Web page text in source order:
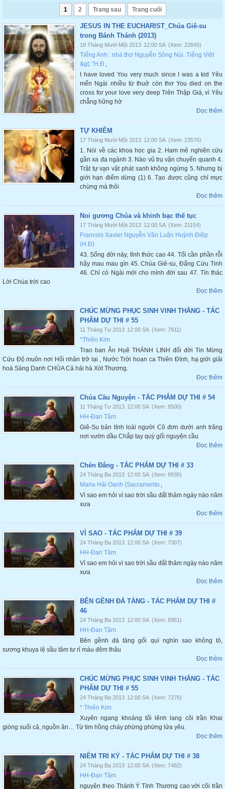
1 2 Trang sau Trang cuối
JESUS IN THE EUCHARIST_Chúa Giê-su
trong Bánh Thánh (2013)
18 Tháng Mười Một 2013 12:00 SA (Xem: 22845)
Tiếng Anh : nhà thơ Nguyễn Sông Núi. Tiếng Việt
&gt; "H.Đ ,
I have loved You very much since I was a kid Yêu
mến Ngài nhiều từ thuở còn thơ You died on the
cross for your love very deep Trên Thập Giá, vì Yêu
chẵng hững hờ
Đọc thêm
TỰ KHIÊM
17 Tháng Mười Một 2013 12:00 SA (Xem: 23576)
1. Nói về các khoa học gia 2. Ham mê nghiên cứu
gần xa đa ngành 3. Nào vũ trụ vận chuyển quanh 4.
Trật tự vạ̣n vật phát sanh không ngừng 5. Nhưng bị
giới hạn điểm dừng (1) 6. Tạo được cũng chỉ mực
chừng mà thôi
Đọc thêm
Noi gương Chúa và khinh bạc thế tục
17 Tháng Mười Một 2013 12:00 SA (Xem: 21154)
Francois Xavier Nguyễn Văn Luận Huỳnh Điệp
(H.Đ)
43. Sống đời này, tỉnh thức cao 44. Tối cần phần rỗi
hãy mau mau gìn 45. Chúa Giê-su, Đấng Cứu Tinh
46. Chỉ có Ngài mới cho mình đời sau 47. Tín thác
Lời Chúa trời cao
Đọc thêm
CHÚC MỪNG PHỤC SINH VINH THẮNG - TÁC
PHẨM DỰ THI # 55
11 Tháng Tư 2013 12:00 SA (Xem: 7911)
*Thiên Kim
Trao ban Ân Hụê THÁNH LINH đổi đời Tin Mừng
Cứu Độ muôn nơi Hối nhân trở lại , Nước Trời hoan ca Thiên Đình, hạ giới giải
hoà Sáng Danh CHÚA Cả hải hà Xót Thương.
Đọc thêm
Chúa Cầu Nguyện - TÁC PHẨM DỰ THI # 54
11 Tháng Tư 2013 12:00 SA (Xem: 8500)
HH-Đan Tâm
Giê-Su bản tính loài người Cô đơn dưới anh trăng
nơi vườn dầu Chắp tay quỳ gối nguyện cầu
Đọc thêm
Chén Đắng - TÁC PHẨM DỰ THI # 33
24 Tháng Ba 2013 12:00 SA (Xem: 8935)
Maria Hải Oanh (Sacramento ,
Vì sao em hỏi vì sao trời sầu đất thảm ngày nào năm
xưa
Đọc thêm
VÌ SAO - TÁC PHẨM DỰ THI # 39
24 Tháng Ba 2013 12:00 SA (Xem: 7307)
HH-Đan Tâm
Vì sao em hỏi vì sao trời sầu đất thảm ngày nào năm
xưa
Đọc thêm
BÊN GỀNH ĐÁ TẢNG - TÁC PHẨM DỰ THI #
46
24 Tháng Ba 2013 12:00 SA (Xem: 6951)
HH-Đan Tâm
Bên gềnh đá tảng gối quì nghìn sao không tỏ,
sương khuya lệ sầu tâm tư rỉ máu đêm thâu
Đọc thêm
CHÚC MỪNG PHỤC SINH VINH THẮNG - TÁC
PHẨM DỰ THI # 55
24 Tháng Ba 2013 12:00 SA (Xem: 7276)
* Thiên Kim
Xuyên ngang khoảng tối lênh lang cõi trần Khai
giòng suối cả, nguồn ân… Từ tim hồng cháy phừng phừng lửa yêu.
Đọc thêm
NIỀM TRI KỶ - TÁC PHẨM DỰ THI # 38
24 Tháng Ba 2013 12:00 SA (Xem: 7482)
HH-Đan Tâm
nguyện theo Thánh Ý Tình Thương cao vời cõi trần